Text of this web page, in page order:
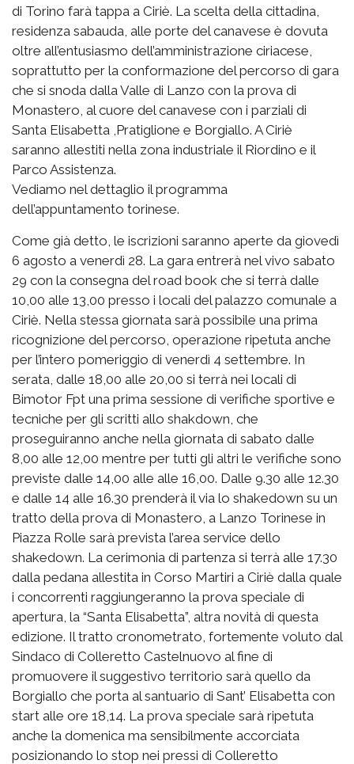
di Torino farà tappa a Ciriè. La scelta della cittadina,
residenza sabauda, alle porte del canavese è dovuta
oltre all’entusiasmo dell’amministrazione ciriacese,
soprattutto per la conformazione del percorso di gara
che si snoda dalla Valle di Lanzo con la prova di
Monastero, al cuore del canavese con i parziali di
Santa Elisabetta ,Pratiglione e Borgiallo. A Ciriè
saranno allestiti nella zona industriale il Riordino e il
Parco Assistenza.
Vediamo nel dettaglio il programma
dell’appuntamento torinese.
Come già detto, le iscrizioni saranno aperte da giovedì
6 agosto a venerdì 28. La gara entrerà nel vivo sabato
29 con la consegna del road book che si terrà dalle
10,00 alle 13,00 presso i locali del palazzo comunale a
Ciriè. Nella stessa giornata sarà possibile una prima
ricognizione del percorso, operazione ripetuta anche
per l’intero pomeriggio di venerdì 4 settembre. In
serata, dalle 18,00 alle 20,00 si terrà nei locali di
Bimotor Fpt una prima sessione di verifiche sportive e
tecniche per gli scritti allo shakdown, che
proseguiranno anche nella giornata di sabato dalle
8,00 alle 12,00 mentre per tutti gli altri le verifiche sono
previste dalle 14,00 alle alle 16,00. Dalle 9.30 alle 12.30
e dalle 14 alle 16.30 prenderà il via lo shakedown su un
tratto della prova di Monastero, a Lanzo Torinese in
Piazza Rolle sarà prevista l’area service dello
shakedown. La cerimonia di partenza si terrà alle 17.30
dalla pedana allestita in Corso Martiri a Ciriè dalla quale
i concorrenti raggiungeranno la prova speciale di
apertura, la “Santa Elisabetta”, altra novità di questa
edizione. Il tratto cronometrato, fortemente voluto dal
Sindaco di Colleretto Castelnuovo al fine di
promuovere il suggestivo territorio sarà quello da
Borgiallo che porta al santuario di Sant’ Elisabetta con
start alle ore 18,14. La prova speciale sarà ripetuta
anche la domenica ma sensibilmente accorciata
posizionando lo stop nei pressi di Colleretto